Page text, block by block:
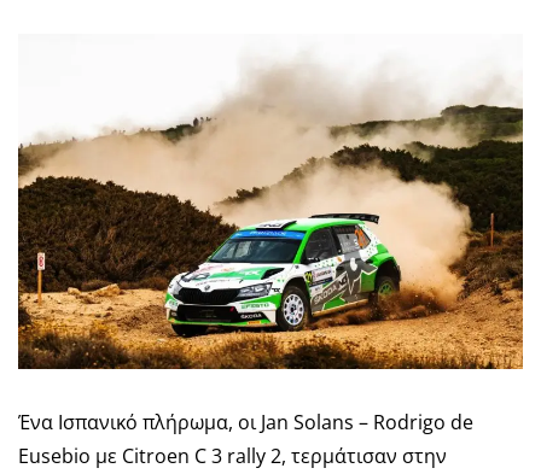
Ένα Ισπανικό πλήρωμα, οι Jan Solans – Rodrigo de
Eusebio με Citroen C 3 rally 2, τερμάτισαν στην